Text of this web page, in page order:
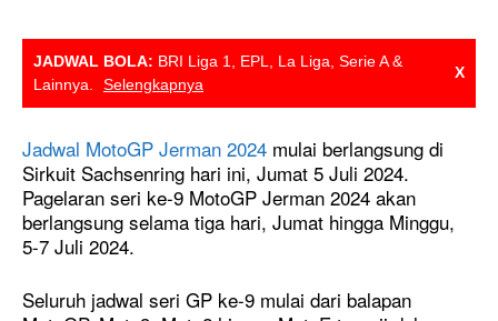
JADWAL BOLA: BRI Liga 1, EPL, La Liga, Serie A &
Lainnya.
Selengkapnya
X
Jadwal MotoGP Jerman 2024 mulai berlangsung di
Sirkuit Sachsenring hari ini, Jumat 5 Juli 2024.
Pagelaran seri ke-9 MotoGP Jerman 2024 akan
berlangsung selama tiga hari, Jumat hingga Minggu,
5-7 Juli 2024.
Seluruh jadwal seri GP ke-9 mulai dari balapan